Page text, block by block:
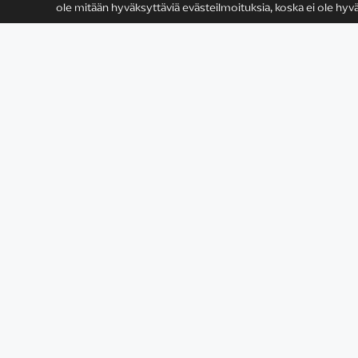
ole mitään hyväksyttäviä evästeilmoituksia, koska ei ole